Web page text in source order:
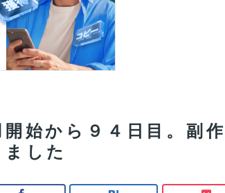
開始から９４日目。副
した